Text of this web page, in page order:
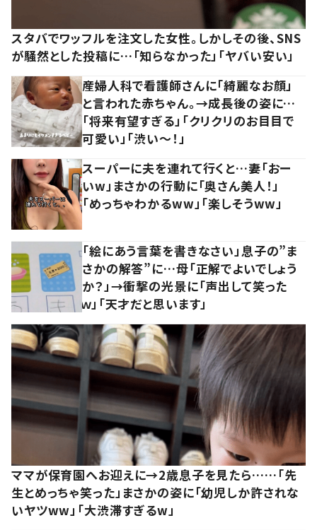
スタバでワッフルを注文した女性。しかしその後、SNS
が騒然とした投稿に…「知らなかった」「ヤバい安い」
産婦人科で看護師さんに「綺麗なお顔」
と言われた赤ちゃん。→成長後の姿に…
「将来有望すぎる」「クリクリのお目目で
可愛い」「渋い～！」
スーパーに夫を連れて行くと…妻「おー
いw」まさかの行動に「奥さん美人！」
「めっちゃわかるww」「楽しそうww」
「絵にあう言葉を書きなさい」息子の”ま
さかの解答”に…母「正解でよいでしょう
か？」→衝撃の光景に「声出して笑った
ｗ」「天才だと思います」
ママが保育園へお迎えに→2歳息子を見たら……「先
生とめっちゃ笑った」まさかの姿に「幼児しか許されな
いヤツww」「大渋滞すぎるw」